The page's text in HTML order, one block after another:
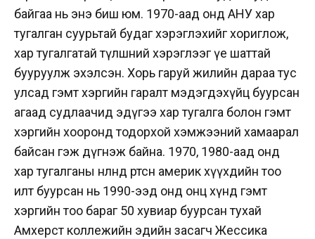
байгаа нь энэ биш юм. 1970-аад онд АНУ хар
тугалган суурьтай будаг хэрэглэхийг хориглож,
хар тугалгатай түлшний хэрэглээг үе шаттай
бууруулж эхэлсэн. Хорь гаруй жилийн дараа тус
улсад гэмт хэргийн гаралт мэдэгдэхүйц буурсан
агаад судлаачид эдүгээ хар тугалга болон гэмт
хэргийн хооронд тодорхой хэмжээний хамаарал
байсан гэж дүгнэж байна. 1970, 1980-аад онд
хар тугалганы нөлөөнд өртсөн америк хүүхдийн тоо
илт буурсан нь 1990-ээд онд онц хүнд гэмт
хэргийн тоо бараг 50 хувиар буурсан тухай
Амхерст коллежийн эдийн засагч Жессика